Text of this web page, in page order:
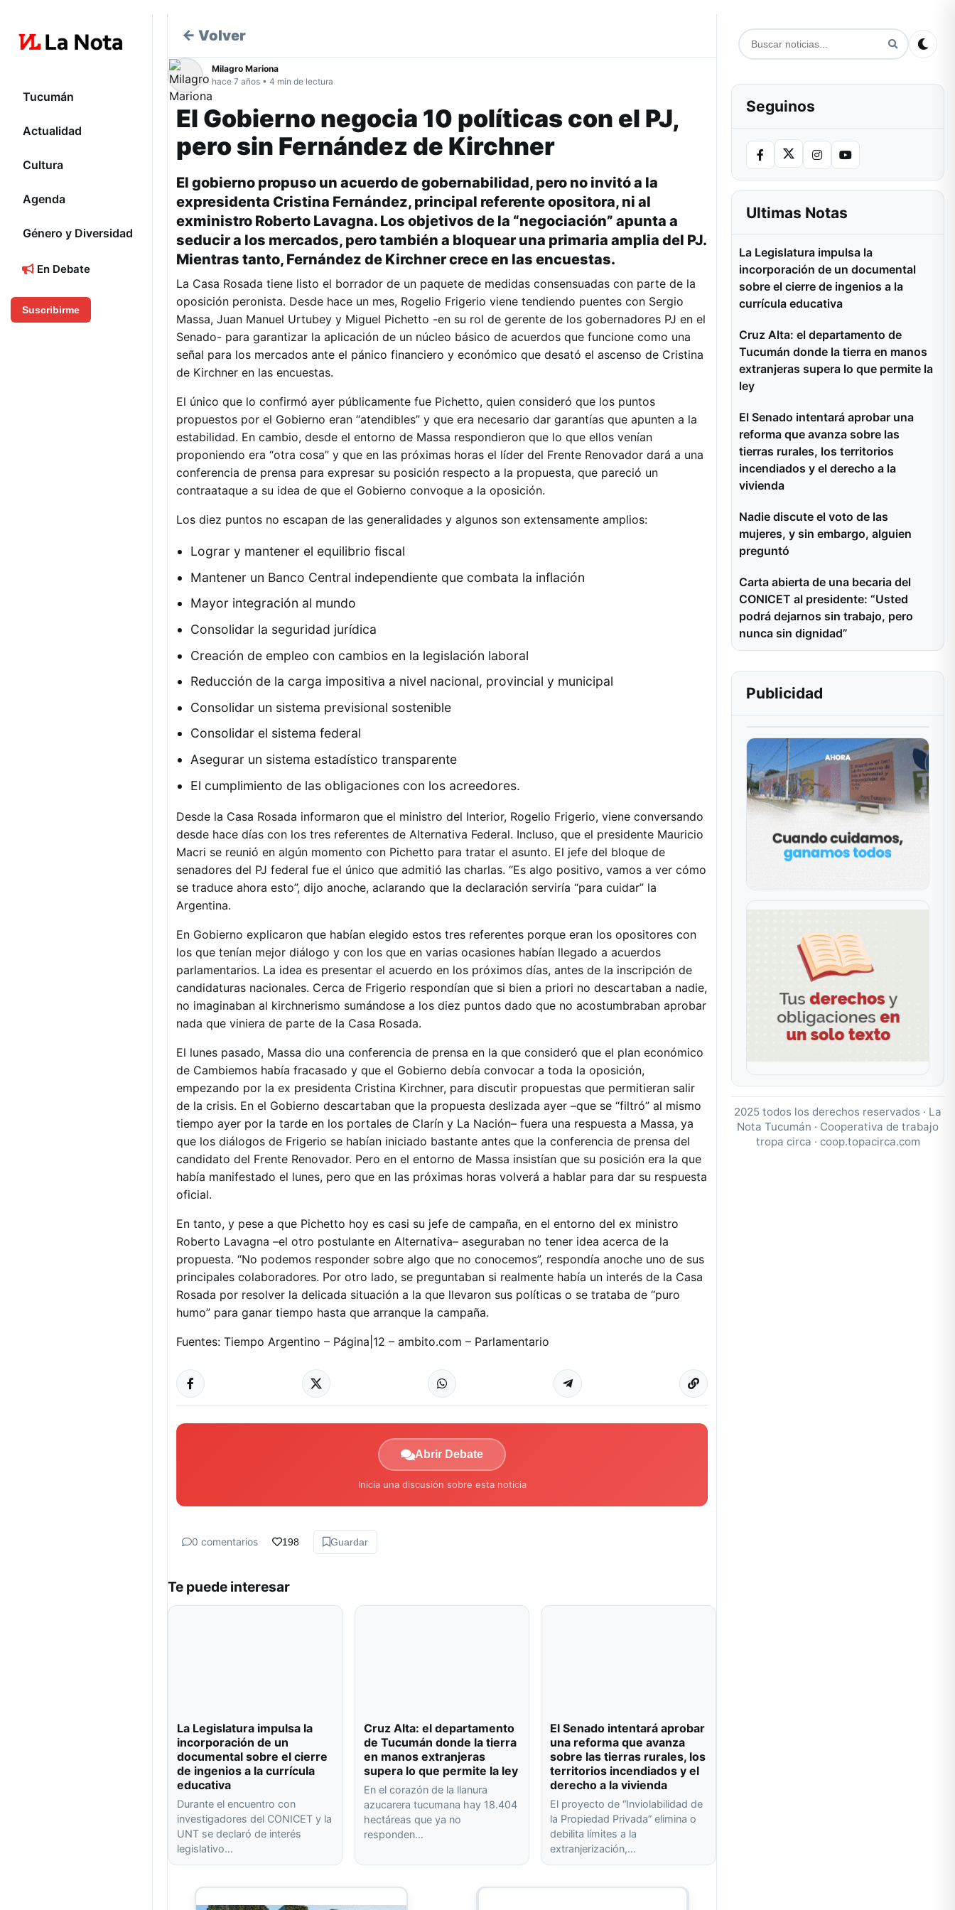
Tucumán
Actualidad
Cultura
Agenda
Género y Diversidad
En Debate
Suscribirme
← Volver
Milagro Mariona
hace 7 años • 4 min de lectura
El Gobierno negocia 10 políticas con el PJ,
pero sin Fernández de Kirchner
El gobierno propuso un acuerdo de gobernabilidad, pero no invitó a la
expresidenta Cristina Fernández, principal referente opositora, ni al
exministro Roberto Lavagna. Los objetivos de la “negociación” apunta a
seducir a los mercados, pero también a bloquear una primaria amplia del PJ.
Mientras tanto, Fernández de Kirchner crece en las encuestas.
La Casa Rosada tiene listo el borrador de un paquete de medidas consensuadas con parte de la
oposición peronista. Desde hace un mes, Rogelio Frigerio viene tendiendo puentes con Sergio
Massa, Juan Manuel Urtubey y Miguel Pichetto -en su rol de gerente de los gobernadores PJ en el
Senado- para garantizar la aplicación de un núcleo básico de acuerdos que funcione como una
señal para los mercados ante el pánico financiero y económico que desató el ascenso de Cristina
de Kirchner en las encuestas.
El único que lo confirmó ayer públicamente fue Pichetto, quien consideró que los puntos
propuestos por el Gobierno eran “atendibles” y que era necesario dar garantías que apunten a la
estabilidad. En cambio, desde el entorno de Massa respondieron que lo que ellos venían
proponiendo era “otra cosa” y que en las próximas horas el líder del Frente Renovador dará a una
conferencia de prensa para expresar su posición respecto a la propuesta, que pareció un
contraataque a su idea de que el Gobierno convoque a la oposición.
Los diez puntos no escapan de las generalidades y algunos son extensamente amplios:
Lograr y mantener el equilibrio fiscal
Mantener un Banco Central independiente que combata la inflación
Mayor integración al mundo
Consolidar la seguridad jurídica
Creación de empleo con cambios en la legislación laboral
Reducción de la carga impositiva a nivel nacional, provincial y municipal
Consolidar un sistema previsional sostenible
Consolidar el sistema federal
Asegurar un sistema estadístico transparente
El cumplimiento de las obligaciones con los acreedores.
Desde la Casa Rosada informaron que el ministro del Interior, Rogelio Frigerio, viene conversando
desde hace días con los tres referentes de Alternativa Federal. Incluso, que el presidente Mauricio
Macri se reunió en algún momento con Pichetto para tratar el asunto. El jefe del bloque de
senadores del PJ federal fue el único que admitió las charlas. “Es algo positivo, vamos a ver cómo
se traduce ahora esto”, dijo anoche, aclarando que la declaración serviría “para cuidar” la
Argentina.
En Gobierno explicaron que habían elegido estos tres referentes porque eran los opositores con
los que tenían mejor diálogo y con los que en varias ocasiones habían llegado a acuerdos
parlamentarios. La idea es presentar el acuerdo en los próximos días, antes de la inscripción de
candidaturas nacionales. Cerca de Frigerio respondían que si bien a priori no descartaban a nadie,
no imaginaban al kirchnerismo sumándose a los diez puntos dado que no acostumbraban aprobar
nada que viniera de parte de la Casa Rosada.
El lunes pasado, Massa dio una conferencia de prensa en la que consideró que el plan económico
de Cambiemos había fracasado y que el Gobierno debía convocar a toda la oposición,
empezando por la ex presidenta Cristina Kirchner, para discutir propuestas que permitieran salir
de la crisis. En el Gobierno descartaban que la propuesta deslizada ayer –que se “filtró” al mismo
tiempo ayer por la tarde en los portales de Clarín y La Nación– fuera una respuesta a Massa, ya
que los diálogos de Frigerio se habían iniciado bastante antes que la conferencia de prensa del
candidato del Frente Renovador. Pero en el entorno de Massa insistían que su posición era la que
había manifestado el lunes, pero que en las próximas horas volverá a hablar para dar su respuesta
oficial.
En tanto, y pese a que Pichetto hoy es casi su jefe de campaña, en el entorno del ex ministro
Roberto Lavagna –el otro postulante en Alternativa– aseguraban no tener idea acerca de la
propuesta. “No podemos responder sobre algo que no conocemos”, respondía anoche uno de sus
principales colaboradores. Por otro lado, se preguntaban si realmente había un interés de la Casa
Rosada por resolver la delicada situación a la que llevaron sus políticas o se trataba de “puro
humo” para ganar tiempo hasta que arranque la campaña.
Fuentes: Tiempo Argentino – Página|12 – ambito.com – Parlamentario
Abrir Debate
Inicia una discusión sobre esta noticia
0 comentarios 198 Guardar
Te puede interesar
La Legislatura impulsa la
incorporación de un
documental sobre el cierre
de ingenios a la currícula
educativa
Durante el encuentro con
investigadores del CONICET y la
UNT se declaró de interés
legislativo…
Cruz Alta: el departamento
de Tucumán donde la tierra
en manos extranjeras
supera lo que permite la ley
En el corazón de la llanura
azucarera tucumana hay 18.404
hectáreas que ya no
responden…
El Senado intentará aprobar
una reforma que avanza
sobre las tierras rurales, los
territorios incendiados y el
derecho a la vivienda
El proyecto de “Inviolabilidad de
la Propiedad Privada” elimina o
debilita límites a la
extranjerización,…
Seguinos
Ultimas Notas
La Legislatura impulsa la
incorporación de un documental
sobre el cierre de ingenios a la
currícula educativa
Cruz Alta: el departamento de
Tucumán donde la tierra en manos
extranjeras supera lo que permite la
ley
El Senado intentará aprobar una
reforma que avanza sobre las
tierras rurales, los territorios
incendiados y el derecho a la
vivienda
Nadie discute el voto de las
mujeres, y sin embargo, alguien
preguntó
Carta abierta de una becaria del
CONICET al presidente: “Usted
podrá dejarnos sin trabajo, pero
nunca sin dignidad”
Publicidad
2025 todos los derechos reservados · La
Nota Tucumán · Cooperativa de trabajo
tropa circa · coop.topacirca.com